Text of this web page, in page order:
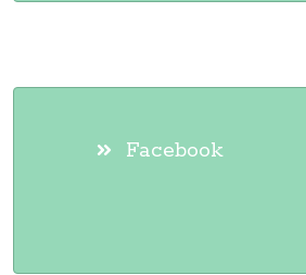
Facebook